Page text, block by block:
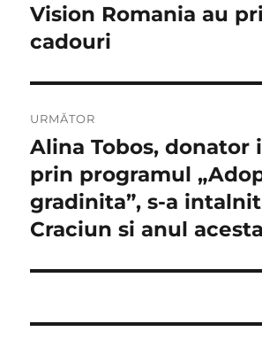
Vision Romania au
cadouri
URMĂTOR
Articolul
următor:
Alina Tobos, donator
prin programul
gradinita”, s-a
Craciun si anul acesta